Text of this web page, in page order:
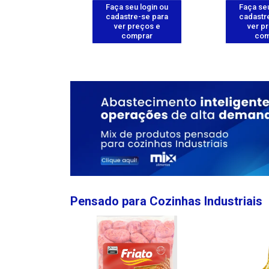
Faça seu login ou
cadastre-se para
ver preços e
comprar
Faça
ver
Pensado para Cozinhas Industriais